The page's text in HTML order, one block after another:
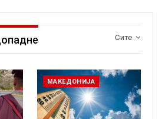
Сите
МАКЕДОНИЈА